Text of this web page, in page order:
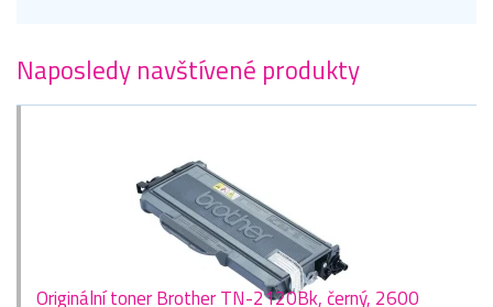
Naposledy navštívené produkty
Originální toner Brother TN-2120Bk, černý, 2600